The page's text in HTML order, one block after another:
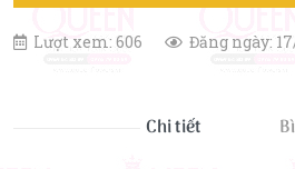
Lượt xem: 606 Đăng ngày:
Chi tiết